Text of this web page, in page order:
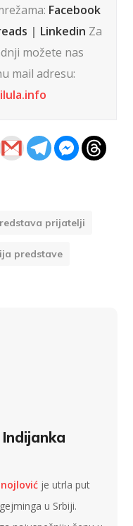
Facebook
| Linkedin Za
možete nas
mail adresu:
prijatelji
predstave
Indijanka
je utrla put
u Srbiji.